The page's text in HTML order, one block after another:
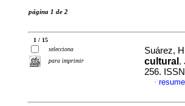
página 1 de 2
1 / 15
selecciona
para imprimir
Suárez,
cultural .
256.
·